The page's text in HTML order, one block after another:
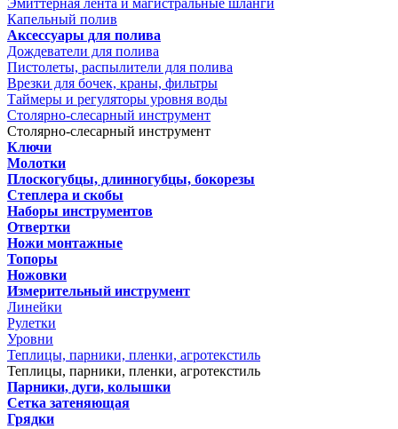
Эмиттерная лента и магистральные шланги
Капельный полив
Аксессуары для полива
Дождеватели для полива
Пистолеты, распылители для полива
Врезки для бочек, краны, фильтры
Таймеры и регуляторы уровня воды
Столярно-слесарный инструмент
Столярно-слесарный инструмент
Ключи
Молотки
Плоскогубцы, длинногубцы, бокорезы
Степлера и скобы
Наборы инструментов
Отвертки
Ножи монтажные
Топоры
Ножовки
Измерительный инструмент
Линейки
Рулетки
Уровни
Теплицы, парники, пленки, агротекстиль
Теплицы, парники, пленки, агротекстиль
Парники, дуги, колышки
Сетка затеняющая
Грядки